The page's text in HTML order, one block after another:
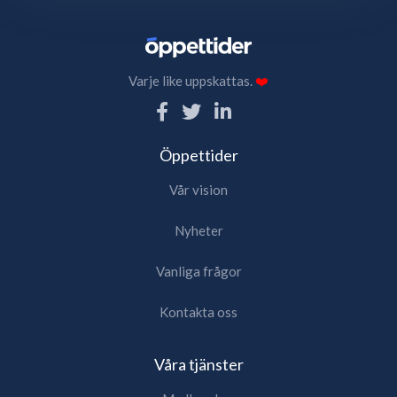
Varje like uppskattas.❤️
Öppettider
Vår vision
Nyheter
Vanliga frågor
Kontakta oss
Våra tjänster